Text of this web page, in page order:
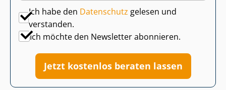
Ich habe den Datenschutz gelesen und
verstanden.
Ich möchte den Newsletter abonnieren.
Jetzt kostenlos beraten lassen